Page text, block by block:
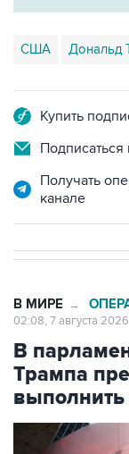
США Дональд
Купить
Подписаться
Получать
канале
В МИРЕ →
02:08, 7 августа 2026
В
Трампа
выполнить